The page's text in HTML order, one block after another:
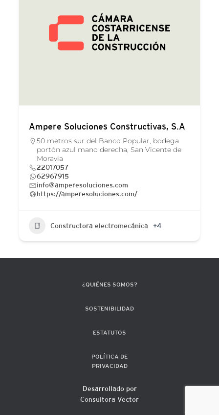
Ampere Soluciones Constructivas, S.A
50 metros sur del Banco Popular, bodega
portón azul mano derecha, San Vicente de
Moravia
22017057
62967915
info@amperesoluciones.com
https://amperesoluciones.com/
Constructora electromecánica +4
¿QUIÉNES SOMOS?
SOSTENIBILIDAD
ESTATUTOS
POLÍTICA DE
PRIVACIDAD
Desarrollado por
Consultora Vector